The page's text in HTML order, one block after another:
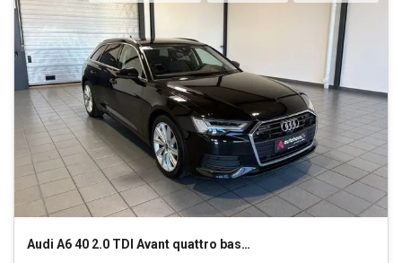
Audi A6 40 2.0 TDI Avant quattro basis (EURO 6d)